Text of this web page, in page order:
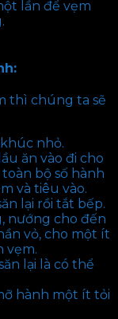
lần để vẹm
thì chúng ta sẽ
nhỏ.
ăn vào đi cho
bộ số hành
và tiêu vào.
lại rồi tắt bếp.
nướng cho đến
vỏ, cho một ít
vẹm.
lại là có thể
hành một ít tỏi